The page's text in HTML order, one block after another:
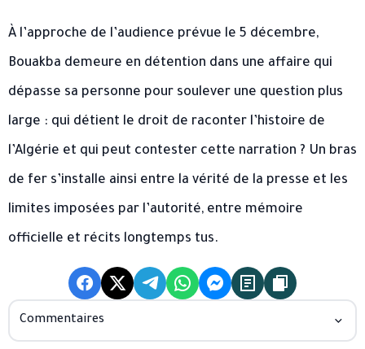
À l’approche de l’audience prévue le 5 décembre,
Bouakba demeure en détention dans une affaire qui
dépasse sa personne pour soulever une question plus
large : qui détient le droit de raconter l’histoire de
l’Algérie et qui peut contester cette narration ? Un bras
de fer s’installe ainsi entre la vérité de la presse et les
limites imposées par l’autorité, entre mémoire
officielle et récits longtemps tus.
Commentaires